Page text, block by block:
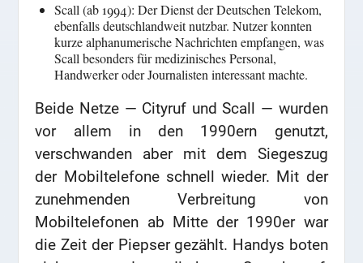
Scall (ab 1994): Der Dienst der Deutschen Telekom,
ebenfalls deutschlandweit nutzbar. Nutzer konnten
kurze alphanumerische Nachrichten empfangen, was
Scall besonders für medizinisches Personal,
Handwerker oder Journalisten interessant machte.
Beide Netze — Cityruf und Scall — wurden
vor allem in den 1990ern genutzt,
verschwanden aber mit dem Siegeszug
der Mobiltelefone schnell wieder. Mit der
zunehmenden Verbreitung von
Mobiltelefonen ab Mitte der 1990er war
die Zeit der Piepser gezählt. Handys boten